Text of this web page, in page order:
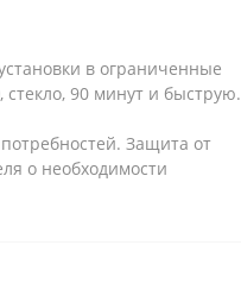
в ограниченные
90 минут и быструю.
Защита от
о необходимости